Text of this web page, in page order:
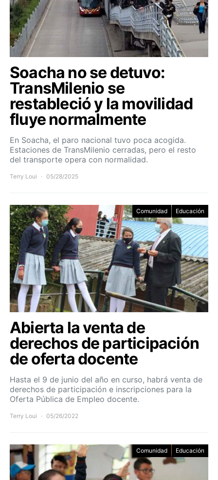
Soacha no se detuvo:
TransMilenio se
restableció y la movilidad
fluye normalmente
En Soacha, el paro nacional tuvo poca acogida.
Estaciones de TransMilenio cerradas, pero el resto
del transporte opera con normalidad.
Terry Loui 05/28/2025
Comunidad Educación
Abierta la venta de
derechos de participación
de oferta docente
Hasta el 9 de junio del año en curso, habrá venta de
derechos de participación e inscripciones para la
Oferta Pública de Empleo docente.
Terry Loui 05/26/2022
Comunidad Educación